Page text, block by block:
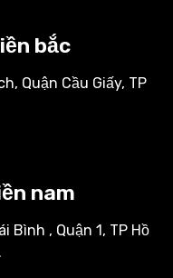
bắc
Quận Cầu Giấy, TP
nam
Bình , Quận 1, TP Hồ